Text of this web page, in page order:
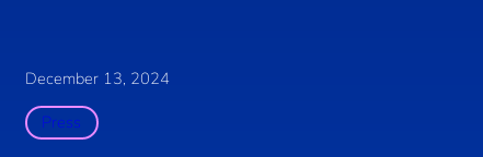
December 13, 2024
Press